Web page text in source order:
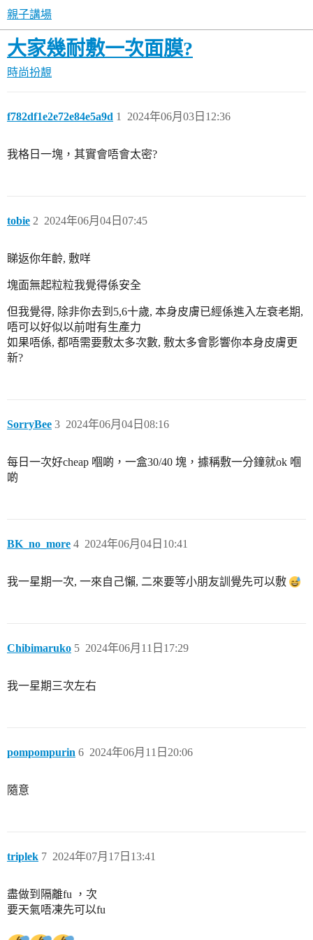
親子講場
大家幾耐敷一次面膜?
時尚扮靚
f782df1e2e72e84e5a9d 2024年06月03日12:36
1
我格日一塊，其實會唔會太密?
tobie 2024年06月04日07:45
2
睇返你年齡, 敷咩
塊面無起粒粒我覺得係安全
但我覺得, 除非你去到5,6十歲, 本身皮膚已經係進入左衰老期,
唔可以好似以前咁有生產力
如果唔係, 都唔需要敷太多次數, 敷太多會影響你本身皮膚更
新?
SorryBee 2024年06月04日08:16
3
每日一次好cheap 嗰啲，一盒30/40 塊，據稱敷一分鐘就ok 嗰
啲
BK_no_more 2024年06月04日10:41
4
我一星期一次, 一來自己懶, 二來要等小朋友訓覺先可以敷
Chibimaruko 2024年06月11日17:29
5
我一星期三次左右
pompompurin 2024年06月11日20:06
6
隨意
triplek 2024年07月17日13:41
7
盡做到隔離fu ，次
要天氣唔凍先可以fu